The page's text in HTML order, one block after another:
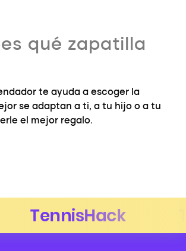
qué zapatilla
te ayuda a escoger la
se adaptan a ti, a tu hijo o a tu
el mejor regalo.